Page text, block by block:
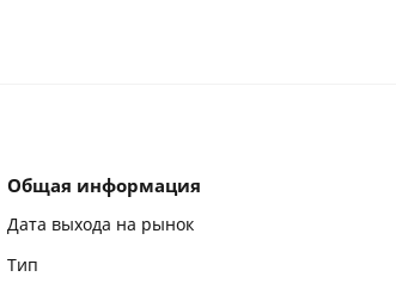
Общая информация
Дата выхода на рынок
Тип